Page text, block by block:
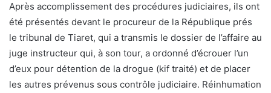
Après accomplissement des procédures judiciaires, ils ont
été présentés devant le procureur de la République prés
le tribunal de Tiaret, qui a transmis le dossier de l’affaire au
juge instructeur qui, à son tour, a ordonné d’écrouer l’un
d’eux pour détention de la drogue (kif traité) et de placer
les autres prévenus sous contrôle judiciaire. Réinhumation